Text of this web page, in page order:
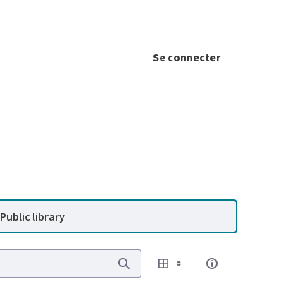
Se connecter
Public library